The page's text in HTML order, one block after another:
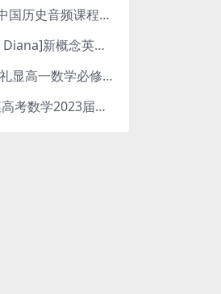
王芳讲中国历史音频课程全集(上下五千年)
[胡金铭 Diana]新概念英语第1册教学视频课程(全集 百度网盘下载)
2022赵礼显高一数学必修一课程视频资源(秋季班 含讲义)百度网盘云
刘天麒高考数学2023届一轮暑假班直播课合集(A和A+)